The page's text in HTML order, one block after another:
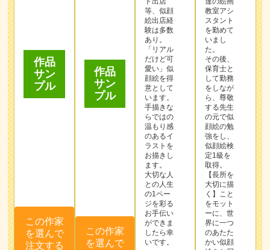
だけど可
愛い」似
顔絵を得
意として
います。
手描きな
らではの
温もり感
のあるイ
ラストを
お描きし
ます。
大切な人
との人生
の1ペー
ジを彩る
お手伝い
ができま
したら幸
いです。
その後、
保育士と
して勤務
をしなが
ら、尊敬
する先生
の元で似
顔絵の勉
強をし、
似顔絵検
定1級を
取得。
【長所を
大切に描
く】こと
をモット
ーに、世
界に一つ
のあたた
かい似顔
絵をお届
けします
^ ^